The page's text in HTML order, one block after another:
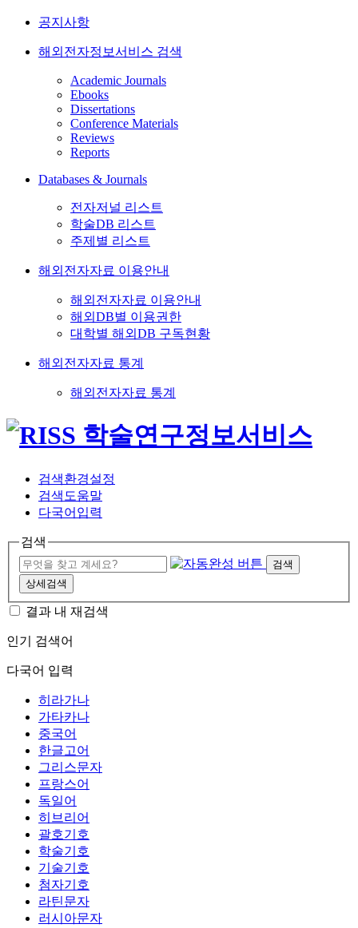
공지사항
해외전자정보서비스 검색
Academic Journals
Ebooks
Dissertations
Conference Materials
Reviews
Reports
Databases & Journals
전자저널 리스트
학술DB 리스트
주제별 리스트
해외전자자료 이용안내
해외전자자료 이용안내
해외DB별 이용권한
대학별 해외DB 구독현황
해외전자자료 통계
해외전자자료 통계
검색환경설정
검색도움말
다국어입력
검색
검색
상세검색
결과 내 재검색
인기 검색어
다국어 입력
히라가나
가타카나
중국어
한글고어
그리스문자
프랑스어
독일어
히브리어
괄호기호
학술기호
기술기호
첨자기호
라틴문자
러시아문자